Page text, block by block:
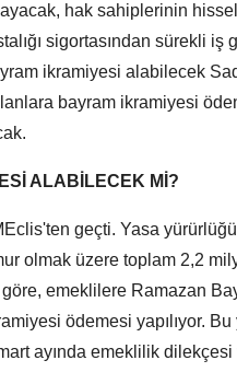
hak sahiplerinin
sigortasından sürekli
ikramiyesi alabilecek
bayram ikramiyesi
ALABİLECEK Mİ?
geçti. Yasa
olmak üzere toplam 2,2
emeklilere Ramazan
ödemesi yapılıyor. Bu
ayında emeklilik dilekçesi